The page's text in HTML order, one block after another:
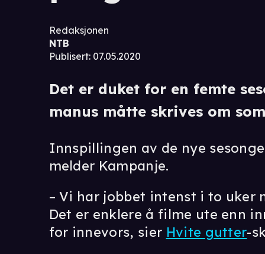
Redaksjonen
NTB
Publisert: 07.05.2020
Det er duket for en femte
manus måtte skrives om
Innspillingen av de nye
melder Kampanje.
– Vi har jobbet intenst i to uker
Det er enklere å filme ute enn
for innevors, sier Hvite gutter-